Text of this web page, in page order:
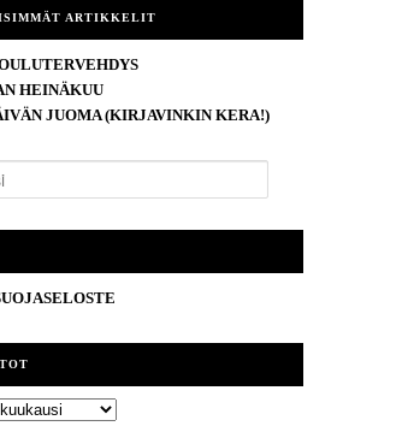
ARTIKKELIT
HEINÄKUU
JUOMA (KIRJAVINKIN KERA!)